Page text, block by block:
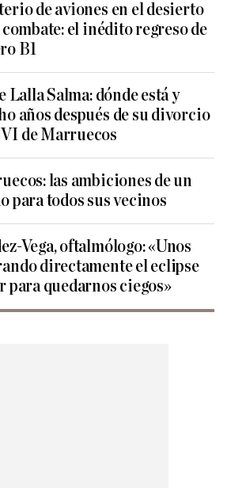
de aviones en el desierto
el inédito regreso de
B1
Lalla Salma: dónde está y
años después de su divorcio
de Marruecos
las ambiciones de un
para todos sus vecinos
Vega, oftalmólogo: «Unos
directamente el eclipse
para quedarnos ciegos»